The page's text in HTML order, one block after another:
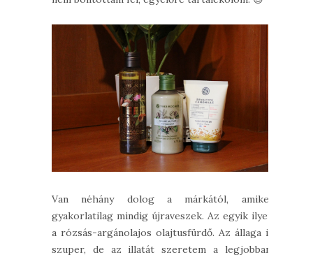
Van néhány dolog a márkától, amiket
gyakorlatilag mindig újraveszek. Az egyik ilyen
a rózsás-argánolajos olajtusfürdő. Az állaga is
szuper, de az illatát szeretem a legjobban.